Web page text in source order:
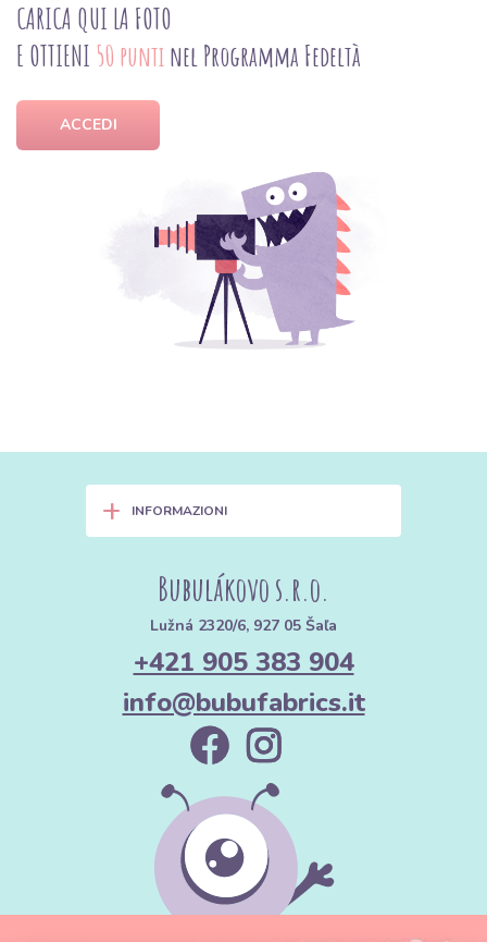
CARICA QUI LA FOTO
E OTTIENI 50 punti nel Programma Fedeltà
ACCEDI
+ INFORMAZIONI
Bubulákovo s.r.o.
Lužná 2320/6, 927 05 Šaľa
+421 905 383 904
info@bubufabrics.it